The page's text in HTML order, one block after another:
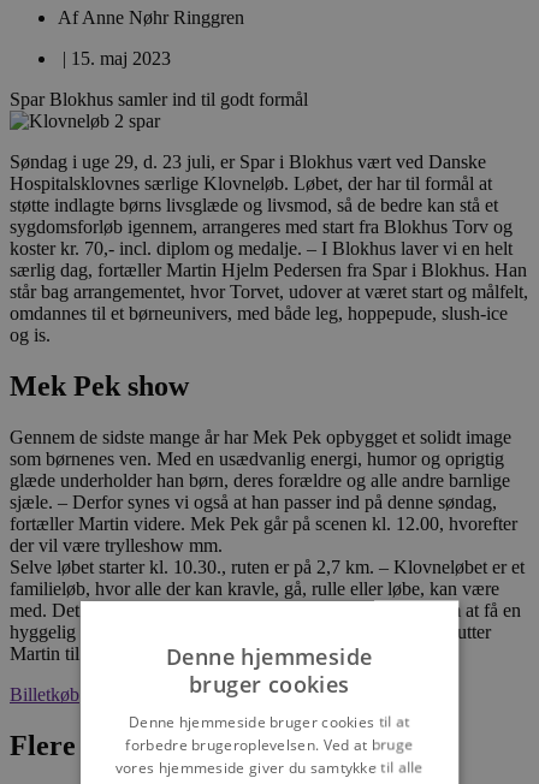
AfAnne Nøhr Ringgren
| 15. maj 2023
Spar Blokhus samler ind til godt formål
Søndag i uge 29, d. 23 juli, er Spar i Blokhus vært ved Danske
Hospitalsklovnes særlige Klovneløb. Løbet, der har til formål at
støtte indlagte børns livsglæde og livsmod, så de bedre kan stå et
sygdomsforløb igennem, arrangeres med start fra Blokhus Torv og
koster kr. 70,- incl. diplom og medalje. – I Blokhus laver vi en helt
særlig dag, fortæller Martin Hjelm Pedersen fra Spar i Blokhus. Han
står bag arrangementet, hvor Torvet, udover at været start og målfelt,
omdannes til et børneunivers, med både leg, hoppepude, slush-ice
og is.
Mek Pek show
Gennem de sidste mange år har Mek Pek opbygget et solidt image
som børnenes ven. Med en usædvanlig energi, humor og oprigtig
glæde underholder han børn, deres forældre og alle andre barnlige
sjæle. – Derfor synes vi også at han passer ind på denne søndag,
fortæller Martin videre. Mek Pek går på scenen kl. 12.00, hvorefter
der vil være trylleshow mm.
Selve løbet starter kl. 10.30., ruten er på 2,7 km. – Klovneløbet er et
familieløb, hvor alle der kan kravle, gå, rulle eller løbe, kan være
med. Det handler ikke om at være hurtigst – det handler om at få en
hyggelig og sjov dag, og samtidig støtte et godt formål, afslutter
Martin til Blokhus Avis
Billetkøb
Flere nyheder
Denne hjemmeside
bruger cookies
Denne hjemmeside bruger cookies til at
forbedre brugeroplevelsen. Ved at bruge
vores hjemmeside giver du samtykke til alle